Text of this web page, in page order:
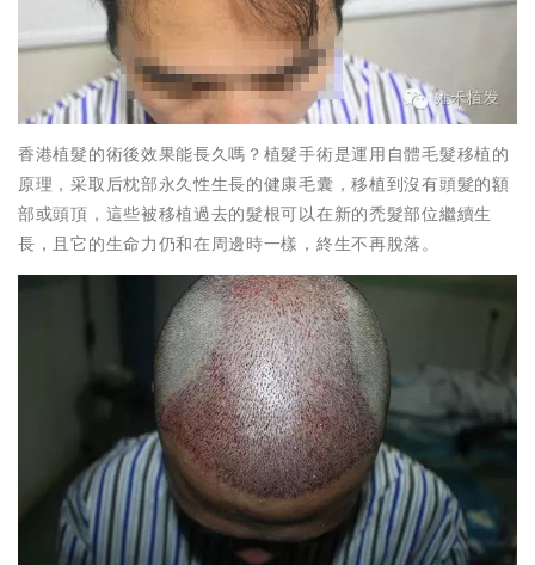
香港植髮的術後效果能長久嗎？植髮手術是運用自體毛髮移植的
原理，采取后枕部永久性生長的健康毛囊，移植到沒有頭髮的額
部或頭頂，這些被移植過去的髮根可以在新的禿髮部位繼續生
長，且它的生命力仍和在周邊時一樣，終生不再脫落。